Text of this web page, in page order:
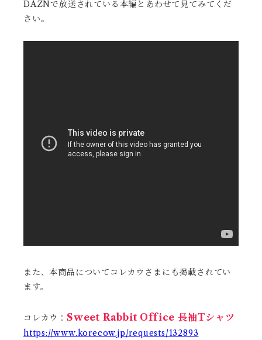
DAZNで放送されている本編とあわせて見てみてくだ
さい。
また、本商品についてコレカウさまにも掲載されてい
ます。
コレカウ： Sweet Rabbit Office 長袖Tシャツ
https://www.korecow.jp/requests/132893